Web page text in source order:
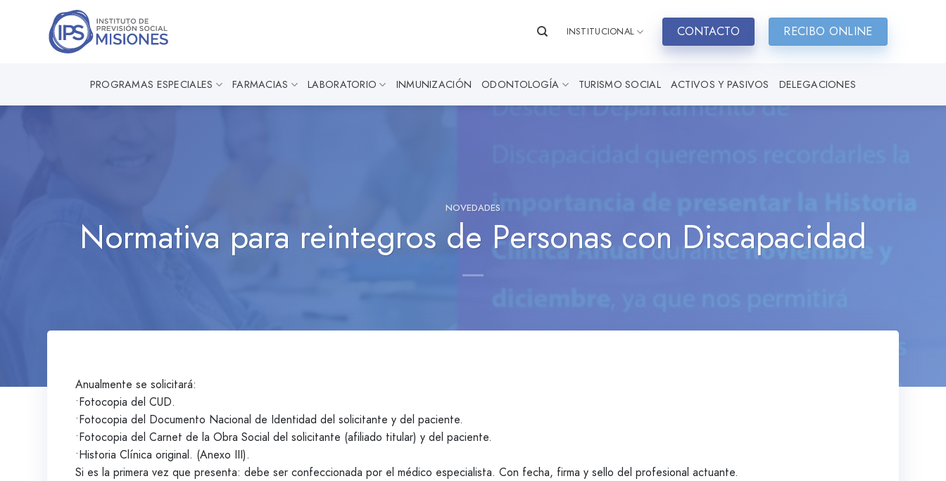
INSTITUCIONAL CONTACTO RECIBO ONLINE
PROGRAMAS ESPECIALES FARMACIAS LABORATORIO INMUNIZACIÓN ODONTOLOGÍA TURISMO SOCIAL ACTIVOS Y PASIVOS DELEGACIONES
NOVEDADES
Normativa para reintegros de Personas con Discapacidad
Anualmente se solicitará:
•Fotocopia del CUD.
•Fotocopia del Documento Nacional de Identidad del solicitante y del paciente.
•Fotocopia del Carnet de la Obra Social del solicitante (afiliado titular) y del paciente.
•Historia Clínica original. (Anexo III).
Si es la primera vez que presenta: debe ser confeccionada por el médico especialista. Con fecha, firma y sello del profesional actuante.